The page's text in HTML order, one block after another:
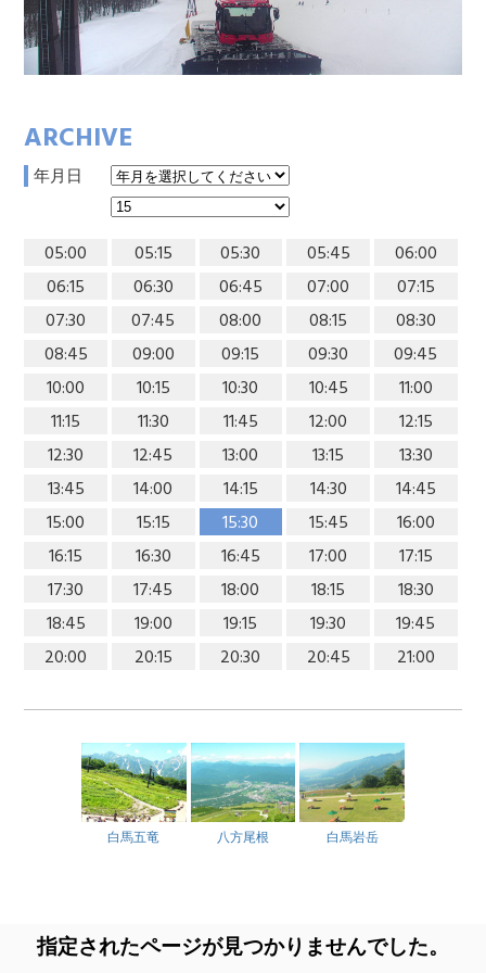
ARCHIVE
年月日
05:00 05:15 05:30 05:45
06:00
06:15
06:30 06:45 07:00
07:15
07:30
07:45 08:00 08:15
08:30
08:45
09:00 09:15 09:30
09:45
10:00
10:15 10:30 10:45
11:00
11:15
11:30 11:45 12:00
12:15
12:30
12:45 13:00 13:15
13:30
13:45
14:00 14:15 14:30
14:45
15:00
15:15 15:30 15:45
16:00
16:15
16:30 16:45 17:00
17:15
17:30
17:45 18:00 18:15
18:30
18:45
19:00 19:15 19:30
19:45
20:00
20:15 20:30 20:45 21:00
白馬五竜 八方尾根 白馬岩岳